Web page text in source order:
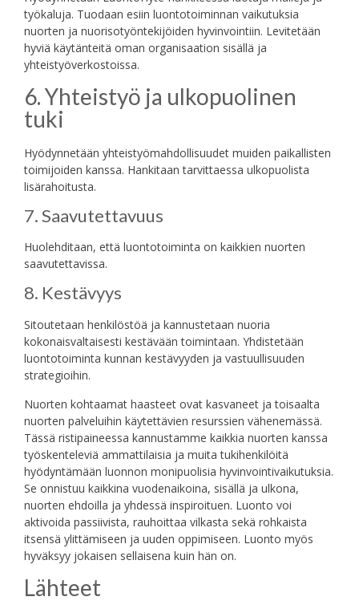
työkaluja. Tuodaan esiin luontotoiminnan vaikutuksia
nuorten ja nuorisotyöntekijöiden hyvinvointiin. Levitetään
hyviä käytänteitä oman organisaation sisällä ja
yhteistyöverkostoissa.
6. Yhteistyö ja ulkopuolinen
tuki
Hyödynnetään yhteistyömahdollisuudet muiden paikallisten
toimijoiden kanssa. Hankitaan tarvittaessa ulkopuolista
lisärahoitusta.
7. Saavutettavuus
Huolehditaan, että luontotoiminta on kaikkien nuorten
saavutettavissa.
8. Kestävyys
Sitoutetaan henkilöstöä ja kannustetaan nuoria
kokonaisvaltaisesti kestävään toimintaan. Yhdistetään
luontotoiminta kunnan kestävyyden ja vastuullisuuden
strategioihin.
Nuorten kohtaamat haasteet ovat kasvaneet ja toisaalta
nuorten palveluihin käytettävien resurssien vähenemässä.
Tässä ristipaineessa kannustamme kaikkia nuorten kanssa
työskenteleviä ammattilaisia ja muita tukihenkilöitä
hyödyntämään luonnon monipuolisia hyvinvointivaikutuksia.
Se onnistuu kaikkina vuodenaikoina, sisällä ja ulkona,
nuorten ehdoilla ja yhdessä inspiroituen. Luonto voi
aktivoida passiivista, rauhoittaa vilkasta sekä rohkaista
itsensä ylittämiseen ja uuden oppimiseen. Luonto myös
hyväksyy jokaisen sellaisena kuin hän on.
Lähteet